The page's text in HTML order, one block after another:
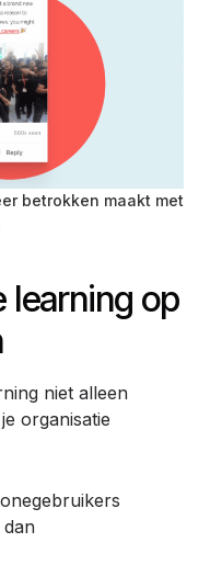
betrokken maakt met
learning op
niet alleen
organisatie